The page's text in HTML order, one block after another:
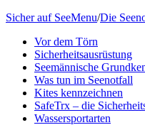
Sicher auf SeeMenu/Die
Vor dem Törn
Sicherheitsausrüstung
Seemännische
Was tun im Seenotfall
Kites kennzeichnen
SafeTrx – die
Wassersportarten